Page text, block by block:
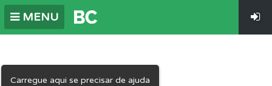
MENU
Carregue aqui se precisar de ajuda